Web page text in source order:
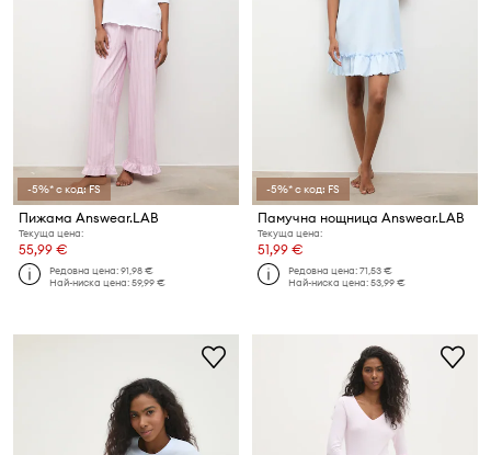
-5%* с код: FS
Пижама Answear.LAB
Текуща цена:
55,99 €
Редовна цена:91,98 €
Най-ниска цена:59,99 €
-5%* с код: FS
Памучна нощница Answear.LAB
Текуща цена:
51,99 €
Редовна цена:71,53 €
Най-ниска цена:53,99 €